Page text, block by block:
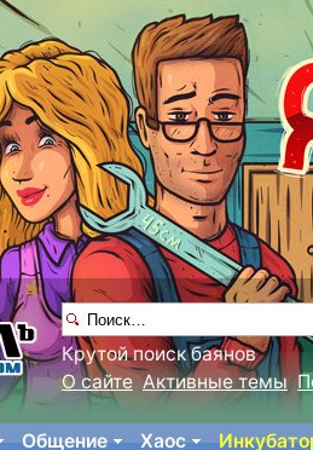
Крутой поиск баянов
О сайте Активные темы
Общение Хаос